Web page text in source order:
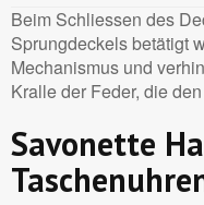
Beim Schliessen des
Sprungdeckels betätigt
Mechanismus und
Kralle der Feder, die
Savonette